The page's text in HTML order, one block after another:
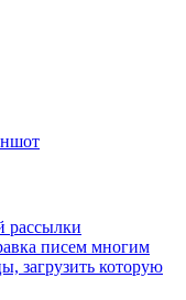
рассылки
писем многим
загрузить которую